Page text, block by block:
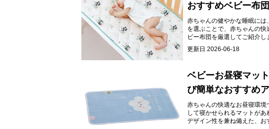
おすすめベビー布
赤ちゃんの健やかな睡眠に
を選ぶことで、赤ちゃんの
ビー布団を厳選してご紹介し
更新日 2026-06-18
ベビーお昼寝マッ
び簡単なおすすめ
赤ちゃんの快適なお昼寝環
して寝かせられるマットが
デザイン性を兼ね備えた、お